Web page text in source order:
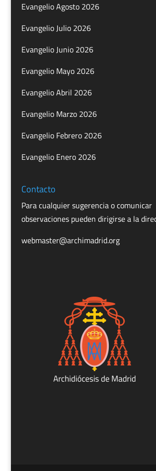
Evangelio Agosto 2026
Evangelio Julio 2026
Evangelio Junio 2026
Evangelio Mayo 2026
Evangelio Abril 2026
Evangelio Marzo 2026
Evangelio Febrero 2026
Evangelio Enero 2026
Contacto
Para cualquier sugerencia o comunicar
observaciones pueden dirigirse a la
webmaster@archimadrid.org